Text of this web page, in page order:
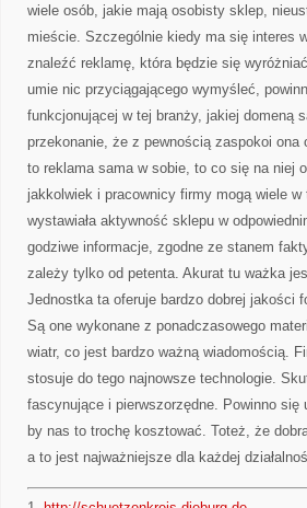
wiele osób, jakie mają osobisty sklep,
mieście. Szczególnie kiedy ma się interes
znaleźć reklamę, która będzie się
umie nic przyciągającego wymyśleć,
funkcjonującej w tej branży, jakiej domeną
przekonanie, że z pewnością zaspokoi
to reklama sama w sobie, to co się na niej
jakkolwiek i pracownicy firmy mogą wiele
wystawiała aktywność sklepu w
godziwe informacje, zgodne ze stanem
zależy tylko od petenta. Akurat tu ważka
Jednostka ta oferuje bardzo dobrej jakości
Są one wykonane z ponadczasowego
wiatr, co jest bardzo ważną wiadomością.
stosuje do tego najnowsze technologie.
fascynujące i pierwszorzędne. Powinno się
by nas to trochę kosztować. Toteż, że
a to jest najważniejsze dla każdej